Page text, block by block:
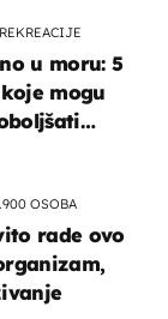
u moru: 5
mogu
OSOBA
rade ovo